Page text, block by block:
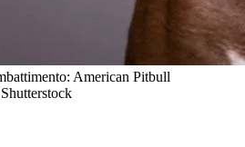
American Pitbull